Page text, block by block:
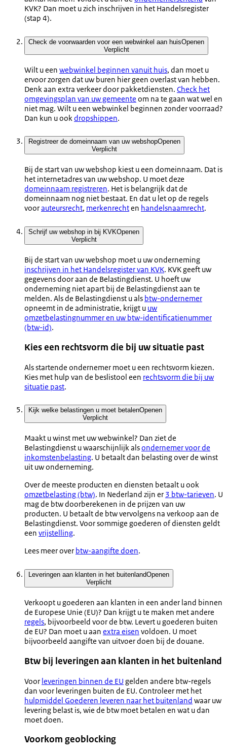
KVK? Dan moet u zich inschrijven in het Handelsregister
(stap 4).
Check de voorwaarden voor een webwinkel aan huisOpenen
Verplicht
Wilt u een webwinkel beginnen vanuit huis, dan moet u
ervoor zorgen dat uw buren hier geen overlast van hebben.
Denk aan extra verkeer door pakketdiensten. Check het
omgevingsplan van uw gemeente om na te gaan wat wel en
niet mag. Wilt u een webwinkel beginnen zonder voorraad?
Dan kun u ook dropshippen.
Registreer de domeinnaam van uw webshopOpenen
Verplicht
Bij de start van uw webshop kiest u een domeinnaam. Dat is
het internetadres van uw webshop. U moet deze
domeinnaam registreren. Het is belangrijk dat de
domeinnaam nog niet bestaat. En dat u let op de regels
voorauteursrecht, merkenrechten handelsnaamrecht.
Schrijf uw webshop in bij KVKOpenen
Verplicht
Bij de start van uw webshop moet u uw onderneming
inschrijven in het Handelsregister van KVK. KVK geeft uw
gegevens door aan de Belastingdienst. U hoeft uw
onderneming niet apart bij de Belastingdienst aan te
melden. Als de Belastingdienst u als btw-ondernemer
opneemt in de administratie, krijgt u uw
omzetbelastingnummer en uw btw-identificatienummer
(btw-id).
Kies een rechtsvorm die bij uw situatie past
Als startende ondernemer moet u een rechtsvorm kiezen.
Kies met hulp van de beslistool een rechtsvorm die bij uw
situatie past.
Kijk welke belastingen u moet betalenOpenen
Verplicht
Maakt u winst met uw webwinkel? Dan ziet de
Belastingdienst u waarschijnlijk alsondernemer voor de
inkomstenbelasting. U betaalt dan belasting over de winst
uit uw onderneming.
Over de meeste producten en diensten betaalt u ook
omzetbelasting (btw). In Nederland zijn er 3 btw-tarieven. U
mag de btw doorberekenen in de prijzen van uw
producten. U betaalt de btw vervolgens na verkoop aan de
Belastingdienst. Voor sommige goederen of diensten geldt
een vrijstelling.
Lees meer over btw-aangifte doen.
Leveringen aan klanten in het buitenlandOpenen
Verplicht
Verkoopt u goederen aan klanten in een ander land binnen
de Europese Unie (EU)? Dan krijgt u te maken met andere
regels, bijvoorbeeld voor de btw. Levert u goederen buiten
de EU? Dan moet u aan extra eisen voldoen. U moet
bijvoorbeeld aangifte van uitvoer doen bij de douane.
Btw bij leveringen aan klanten in het buitenland
Voor leveringen binnen de EU gelden andere btw-regels
dan voor leveringen buiten de EU. Controleer met het
hulpmiddel Goederen leveren naar het buitenland waar uw
levering belast is, wie de btw moet betalen en wat u dan
moet doen.
Voorkom geoblocking